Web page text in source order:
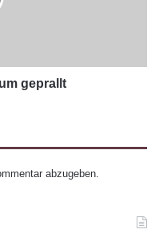
geprallt
abzugeben.